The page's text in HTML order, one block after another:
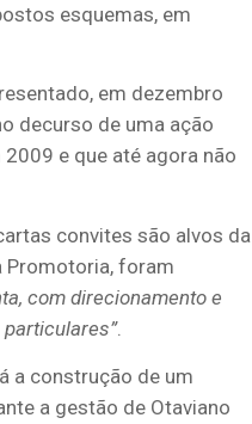
esquemas, em
em dezembro
decurso de uma ação
e que até agora não
convites são alvos da
Promotoria, foram
com direcionamento e
.
a construção de um
a gestão de Otaviano